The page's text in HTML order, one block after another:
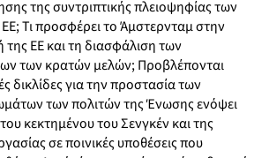
της συντριπτικής πλειοψηφίας των
Τι προσφέρει το Άμστερνταμ στην
της ΕΕ και τη διασφάλιση των
των κρατών μελών; Προβλέπονται
δικλίδες για την προστασία των
των πολιτών της Ένωσης ενόψει
κεκτημένου του Σενγκέν και της
σε ποινικές υποθέσεις που